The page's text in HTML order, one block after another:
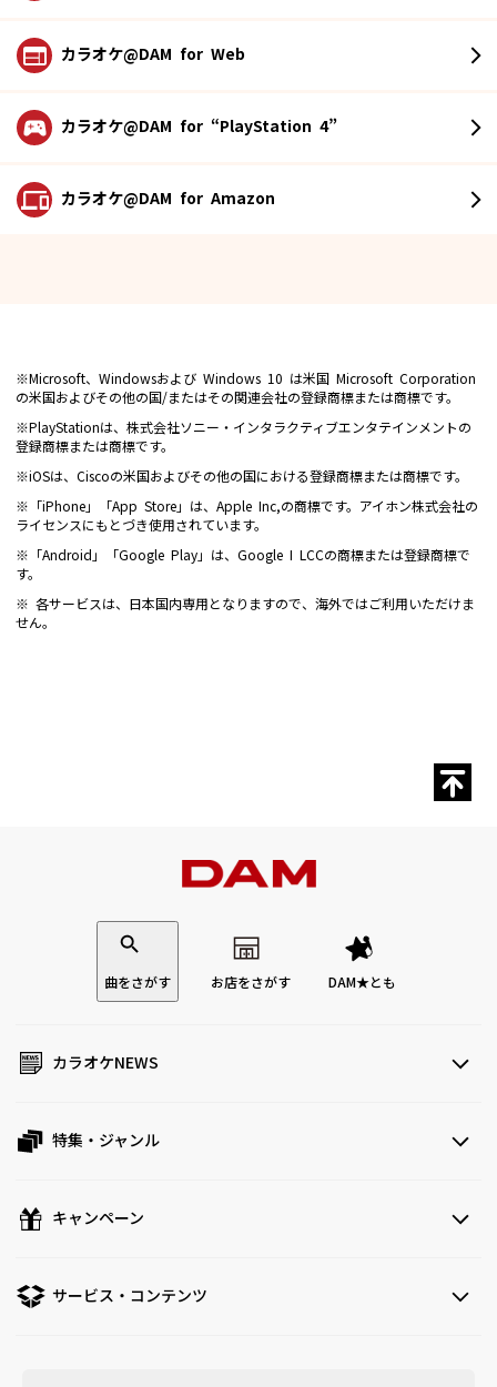
カラオケ@DAM for Web
カラオケ@DAM for “PlayStation 4”
カラオケ@DAM for Amazon
※Microsoft、Windowsおよび Windows 10 は米国 Microsoft Corporation
の米国およびその他の国/またはその関連会社の登録商標または商標です。
※PlayStationは、株式会社ソニー・インタラクティブエンタテインメントの
登録商標または商標です。
※iOSは、Ciscoの米国およびその他の国における登録商標または商標です。
※「iPhone」「App Store」は、Apple Inc,の商標です。アイホン株式会社の
ライセンスにもとづき使用されています。
※「Android」「Google Play」は、Google I LCCの商標または登録商標で
す。
※ 各サービスは、日本国内専用となりますので、海外ではご利用いただけま
せん。
曲をさがす お店をさがす DAM★とも
カラオケNEWS
特集・ジャンル
キャンペーン
サービス・コンテンツ